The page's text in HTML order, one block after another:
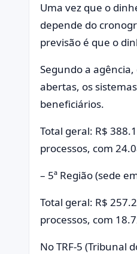
Uma vez que o
depende do
previsão é que o
Segundo a
abertas, os
beneficiários.
Total geral: R$
processos, com
– 5ª Região (sede
Total geral: R$
processos, com
No TRF-5 (Tribunal